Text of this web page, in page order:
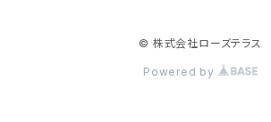
© 株式会社ローズテラス
Powered by